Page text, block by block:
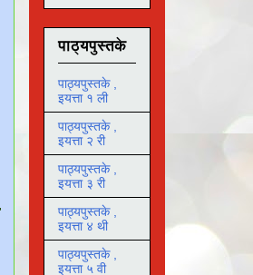
पाठ्यपुस्तके
पाठ्यपुस्तके ,
इयत्ता १ ली
पाठ्यपुस्तके ,
इयत्ता २ री
पाठ्यपुस्तके ,
इयत्ता ३ री
पाठ्यपुस्तके ,
इयत्ता ४ थी
पाठ्यपुस्तके ,
इयत्ता ५ वी